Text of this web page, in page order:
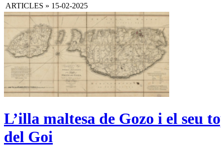
ARTICLES » 15-02-2025
L’illa maltesa de Gozo i el seu
del Goi